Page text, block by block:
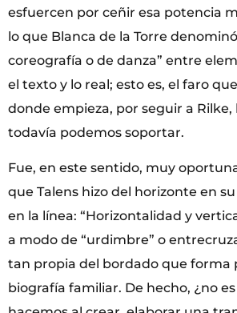
esfuercen por ceñir esa potencia
lo que Blanca de la Torre
coreografía o de danza” entre
el texto y lo real; esto es, el faro
donde empieza, por seguir a
todavía podemos soportar.
Fue, en este sentido, muy
que Talens hizo del horizonte en
en la línea: “Horizontalidad y
a modo de “urdimbre” o
tan propia del bordado que forma
biografía familiar. De hecho, ¿no